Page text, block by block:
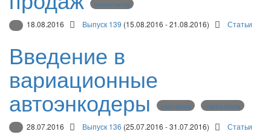
machine learning
18.08.2016 Выпуск 139 (15.08.2016 - 21.08.2016) Статьи
Введение в
вариационные
автоэнкодеры Deep Learning machine learning
28.07.2016 Выпуск 136 (25.07.2016 - 31.07.2016) Статьи